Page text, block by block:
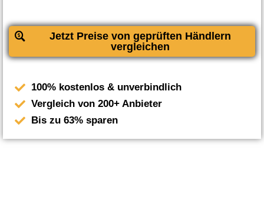
Jetzt Preise von geprüften Händlern
vergleichen
100% kostenlos & unverbindlich
Vergleich von 200+ Anbieter
Bis zu 63% sparen